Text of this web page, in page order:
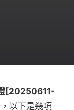
[20250611-
以下是幾項